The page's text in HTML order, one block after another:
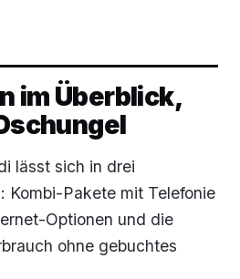
im Überblick,
lässt sich in drei
Kombi-Pakete mit Telefonie
Optionen und die
ohne gebuchtes